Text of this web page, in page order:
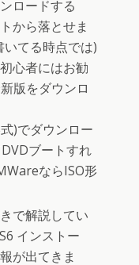
ロードする
から落とせま
てる時点では)
心者にはお勧
版をダウンロ
)でダウンロー
ブートすれ
ならISO形
で解説してい
インストー
が出てきま